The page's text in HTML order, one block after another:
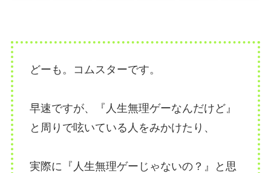
どーも。コムスターです。
早速ですが、『人生無理ゲーなんだけど』
と周りで呟いている人をみかけたり、
実際に『人生無理ゲーじゃないの？』と思